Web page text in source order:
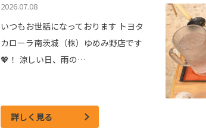
2026.07.08
いつもお世話になっております トヨタ
カローラ南茨城（株）ゆめみ野店です
💖！ 涼しい日、雨の…
詳しく見る